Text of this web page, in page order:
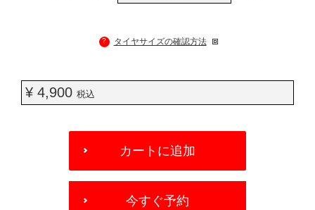
? タイヤサイズの確認方法
¥ 4,900 税込
OPTIONS
カートに追加
今すぐ予約